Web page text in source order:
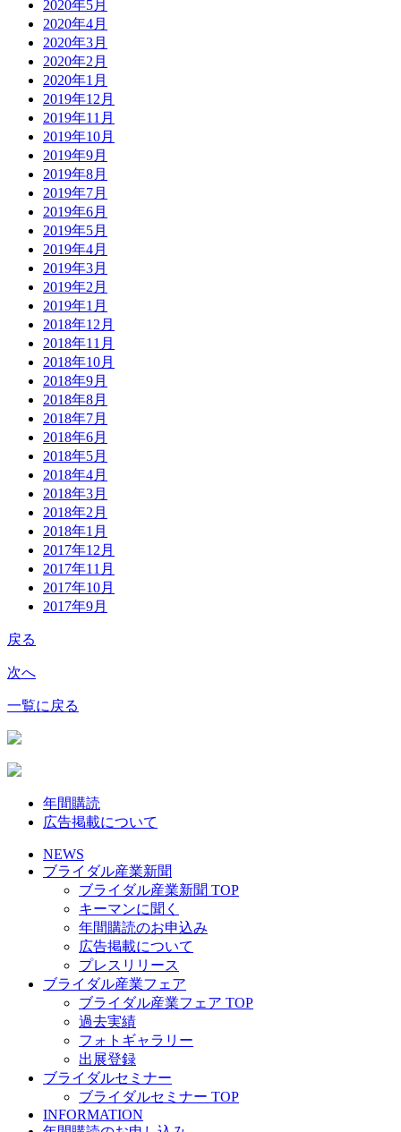
2020年5月
2020年4月
2020年3月
2020年2月
2020年1月
2019年12月
2019年11月
2019年10月
2019年9月
2019年8月
2019年7月
2019年6月
2019年5月
2019年4月
2019年3月
2019年2月
2019年1月
2018年12月
2018年11月
2018年10月
2018年9月
2018年8月
2018年7月
2018年6月
2018年5月
2018年4月
2018年3月
2018年2月
2018年1月
2017年12月
2017年11月
2017年10月
2017年9月
戻る
次へ
一覧に戻る
年間購読
広告掲載について
NEWS
ブライダル産業新聞
ブライダル産業新聞 TOP
キーマンに聞く
年間購読のお申込み
広告掲載について
プレスリリース
ブライダル産業フェア
ブライダル産業フェア TOP
過去実績
フォトギャラリー
出展登録
ブライダルセミナー
ブライダルセミナー TOP
INFORMATION